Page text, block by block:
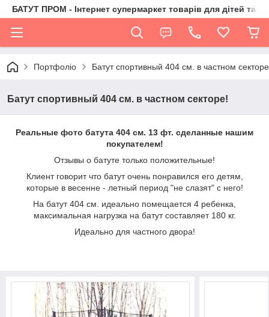
БАТУТ ПРОМ - Інтернет супермаркет товарів для дітей та їх
Портфоліо Батут спортивный 404 см. в частном
Батут спортивный 404 см. в частном секторе!
Реальные фото батута 404 см. 13 фт. сделанные нашим
покупателем!
Отзывы о батуте только положительные!
Клиент говорит что батут очень понравился его детям,
которые в весенне - летный период "не слазят" с него!
На батут 404 см. идеально помещается 4 ребенка,
максимальная нагрузка на батут составляет 180 кг.
Идеально для частного двора!